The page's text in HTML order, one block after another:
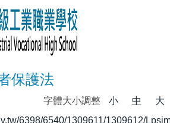
保護法
字體大小調整 小 中
大
6398/6540/1309611/1309612/